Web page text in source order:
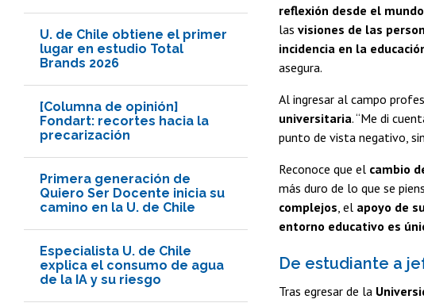
U. de Chile obtiene el primer
lugar en estudio Total
Brands 2026
[Columna de opinión]
Fondart: recortes hacia la
precarización
Primera generación de
Quiero Ser Docente inicia su
camino en la U. de Chile
Especialista U. de Chile
explica el consumo de agua
de la IA y su riesgo
reflexión desde el
las visiones de las
incidencia en la
asegura.
Al ingresar al campo
universitaria. “Me di
punto de vista negativo,
Reconoce que el cambio
más duro de lo que se
complejos , el apoyo de
entorno educativo es
De estudiante a
Tras egresar de la